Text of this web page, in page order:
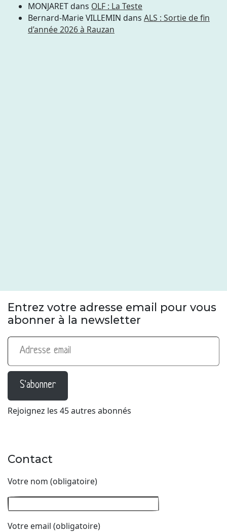
MONJARETdans OLF : La Teste
Bernard-Marie VILLEMIN dans ALS : Sortie de fin
d’année 2026 à Rauzan
Entrez votre adresse email pour vous
abonner à la newsletter
Adresse email
S'abonner
Rejoignez les 45 autres abonnés
Contact
Votre nom (obligatoire)
Votre email (obligatoire)